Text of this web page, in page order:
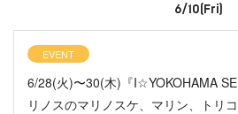
6/10(Fri)
EVENT
6/28(火)〜30(木)『I☆YOKOHAMA
リノスのマリノスケ、マリン、トリ